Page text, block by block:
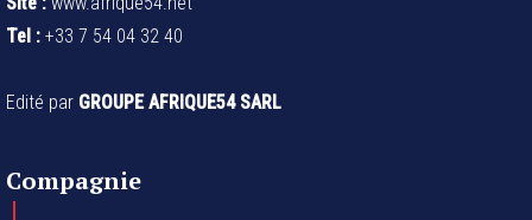
Tel : +33 7 54 04 32 40
Edité par GROUPE AFRIQUE54 SARL
Compagnie